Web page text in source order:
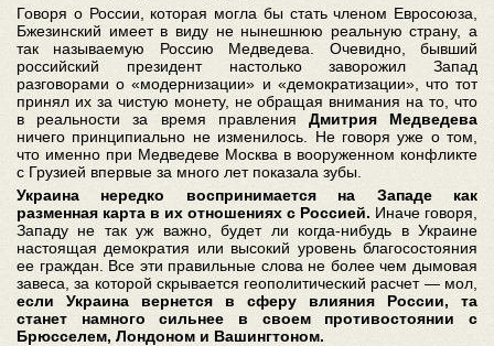
Говоря о России, которая могла бы стать членом Евросоюза,
Бжезинский имеет в виду не нынешнюю реальную страну, а
так называемую Россию Медведева. Очевидно, бывший
российский президент настолько заворожил Запад
разговорами о «модернизации» и «демократизации», что тот
принял их за чистую монету, не обращая внимания на то, что
в реальности за время правления Дмитрия Медведева
ничего принципиально не изменилось. Не говоря уже о том,
что именно при Медведеве Москва в вооруженном конфликте
с Грузией впервые за много лет показала зубы.
Украина нередко воспринимается на Западе как
разменная карта в их отношениях с Россией. Иначе говоря,
Западу не так уж важно, будет ли когда-нибудь в Украине
настоящая демократия или высокий уровень благосостояния
ее граждан. Все эти правильные слова не более чем дымовая
завеса, за которой скрывается геополитический расчет — мол,
если Украина вернется в сферу влияния России, та
станет намного сильнее в своем противостоянии с
Брюсселем, Лондоном и Вашингтоном.